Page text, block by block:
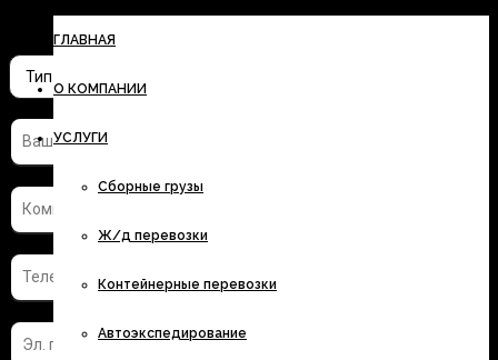
ГЛАВНАЯ
О КОМПАНИИ
УСЛУГИ
Сборные грузы
Ж/д перевозки
Контейнерные перевозки
Автоэкспедирование
стоимость перевозки